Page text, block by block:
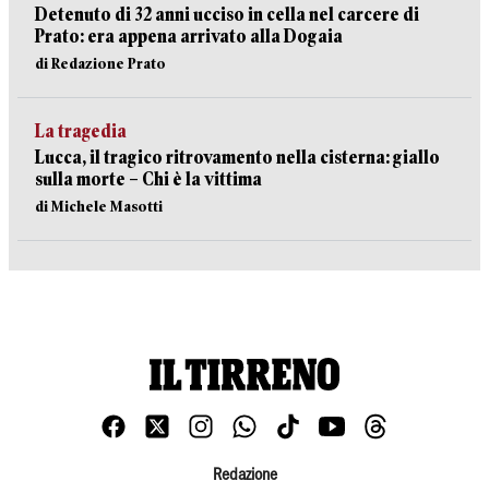
Detenuto di 32 anni ucciso in cella nel carcere di
Prato: era appena arrivato alla Dogaia
di Redazione Prato
La tragedia
Lucca, il tragico ritrovamento nella cisterna: giallo
sulla morte – Chi è la vittima
di Michele Masotti
Redazione